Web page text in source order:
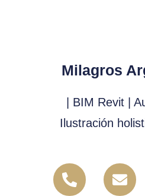
Milagros
| BIM Revit |
Ilustración